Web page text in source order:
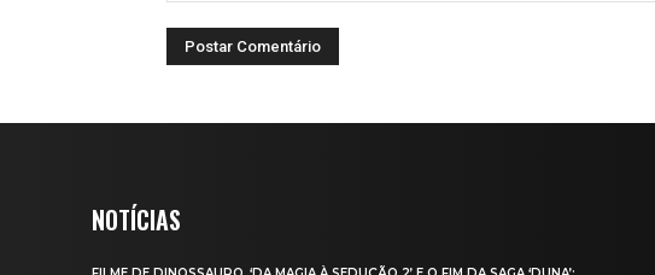
NOTÍCIAS